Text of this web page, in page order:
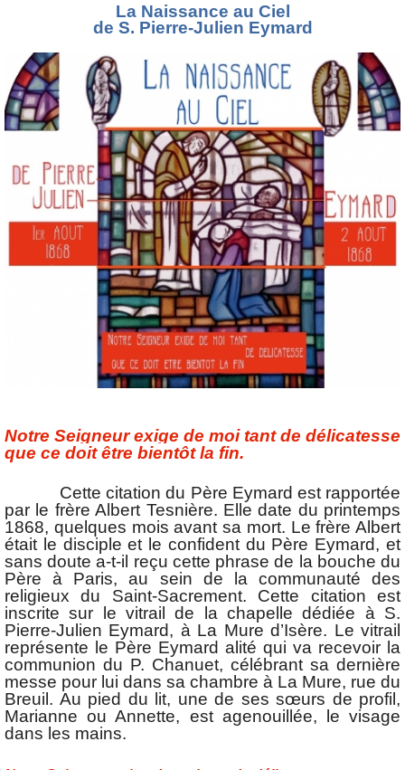
La Naissance au Ciel
de S. Pierre-Julien Eymard
Notre Seigneur exige de moi tant de délicatesse
que ce doit être bientôt la fin.
Cette citation du Père Eymard est rapportée
par le frère Albert Tesnière. Elle date du printemps
1868, quelques mois avant sa mort. Le frère Albert
était le disciple et le confident du Père Eymard, et
sans doute a-t-il reçu cette phrase de la bouche du
Père à Paris, au sein de la communauté des
religieux du Saint-Sacrement. Cette citation est
inscrite sur le vitrail de la chapelle dédiée à S.
Pierre-Julien Eymard, à La Mure d’Isère. Le vitrail
représente le Père Eymard alité qui va recevoir la
communion du P. Chanuet, célébrant sa dernière
messe pour lui dans sa chambre à La Mure, rue du
Breuil. Au pied du lit, une de ses sœurs de profil,
Marianne ou Annette, est agenouillée, le visage
dans les mains.